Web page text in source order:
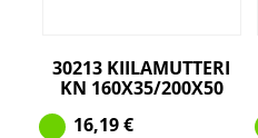
30213 KIILAMUTTERI
KN 160X35/200X50
16,19€